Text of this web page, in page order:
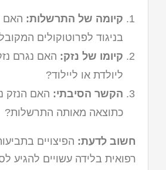
קיומה של התרשלות: האם
בניגוד לפרוטוקולים
קיומו של נזק: האם נגרם
ליולדת או ליילוד?
הקשר הסיבתי: האם הנזק
כתוצאה מאותה התרשלות?
חשוב לדעת: הפיצויים
רפואית בלידה עשויים להגיע